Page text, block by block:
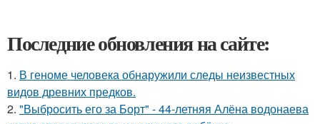
Последние обновления на сайте:
1. В геноме человека обнаружили следы неизвестных
видов древних предков.
2. "Выбросить его за Борт" - 44-летняя Алёна водонаева